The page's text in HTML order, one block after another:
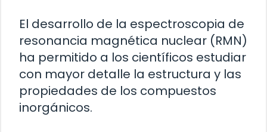
El desarrollo de la espectroscopia de
resonancia magnética nuclear (RMN)
ha permitido a los científicos estudiar
con mayor detalle la estructura y las
propiedades de los compuestos
inorgánicos.